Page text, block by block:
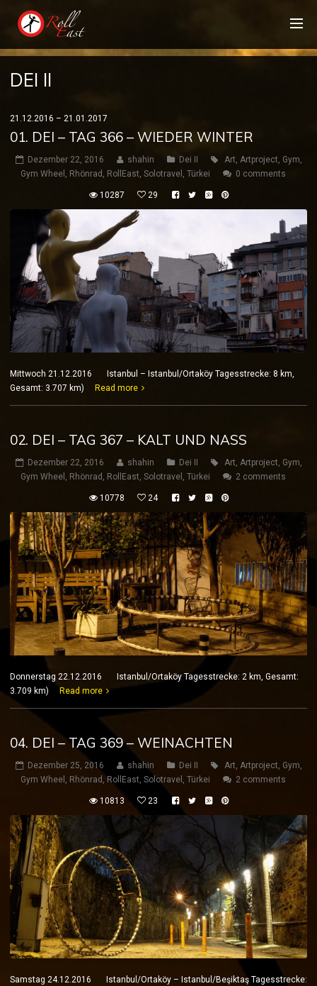
DEI II
21.12.2016 – 21.01.2017
01. DEI – TAG 366 – WIEDER WINTER
Dezember 22, 2016 shahin Dei II Art, Artproject, Gym,
Gym Wheel , Rhönrad , RollEast, Solotravel , Türkei 0 comments
10287 29
Mittwoch 21.12.2016 Istanbul – Istanbul/Ortaköy Tagesstrecke: 8 km,
Gesamt: 3.707 km)
Read more
02. DEI – TAG 367 – KALT UND NASS
Dezember 22, 2016 shahin Dei II Art, Artproject, Gym,
Gym Wheel , Rhönrad , RollEast, Solotravel , Türkei 2 comments
10778 24
Donnerstag 22.12.2016 Istanbul/Ortaköy Tagesstrecke: 2 km, Gesamt:
3.709 km)
Read more
04. DEI – TAG 369 – WEINACHTEN
Dezember 25, 2016 shahin Dei II Art, Artproject, Gym,
Gym Wheel , Rhönrad , RollEast, Solotravel , Türkei 2 comments
10813 23
Samstag 24.12.2016 Istanbul/Ortaköy – Istanbul/Beşiktaş Tagesstrecke: